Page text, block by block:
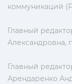
коммуникаций
Главный
Александровна,
Главный
Арендаренко